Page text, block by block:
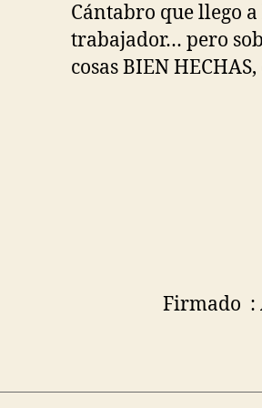
Cántabro que llego
trabajador… pero
cosas BIEN
Firmado :